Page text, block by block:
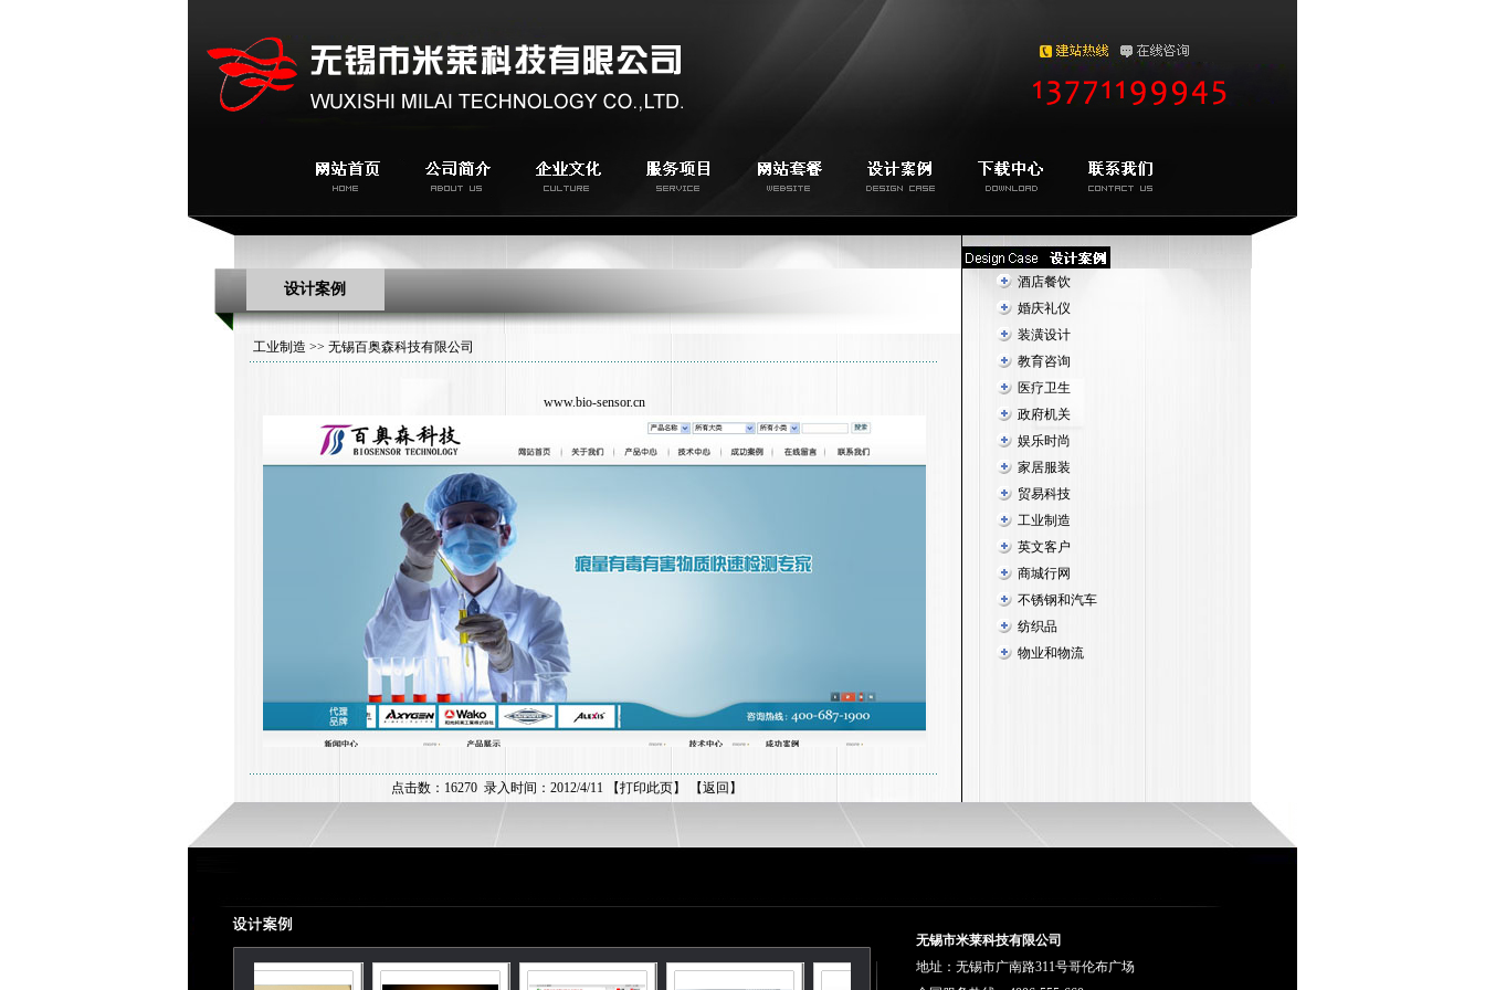
设计案例
工业制造 >> 无锡百奥森科技有限公司
www.bio-sensor.cn
点击数：16270 录入时间：2012/4/11 【打印此页】 【返回 】
酒店餐饮
婚庆礼仪
装潢设计
教育咨询
医疗卫生
政府机关
娱乐时尚
家居服装
贸易科技
工业制造
英文客户
商城行网
不锈钢和汽车
纺织品
物业和物流
无锡市米莱科技有限公司
地址：无锡市广南路311号哥伦布广场